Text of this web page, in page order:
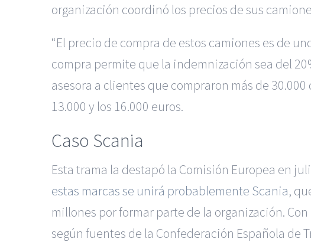
organización coordinó los precios de sus
“El precio de compra de estos camiones es de
compra permite que la indemnización sea del
asesora a clientes que compraron más de
13.000 y los 16.000 euros.
Caso Scania
Esta trama la destapó la Comisión Europea en
estas marcas se unirá probablemente Scania,
millones por formar parte de la organización.
según fuentes de la Confederación Española de